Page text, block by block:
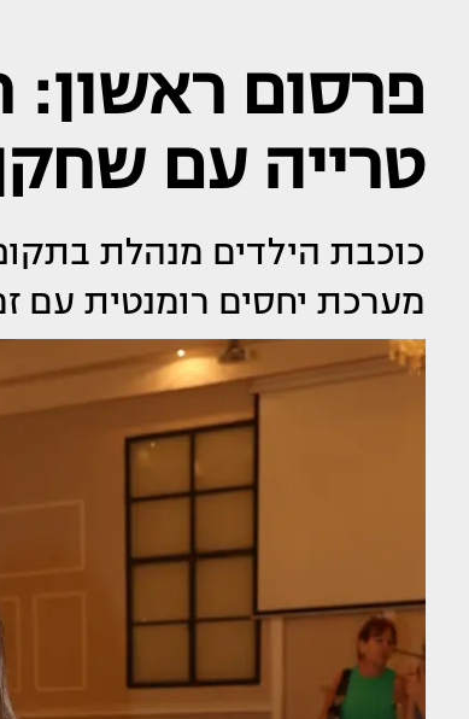
פרסום ראשון:
טרייה עם
כוכבת הילדים מנהלת
מערכת יחסים רומנטית עם